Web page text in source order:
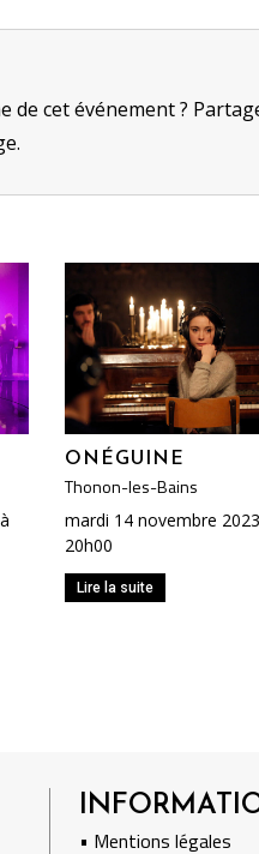
de cet événement ?
ONÉGUINE
Thonon-les-Bains
mardi 14 novembre
20h00
Lire la suite
• Mentions légales